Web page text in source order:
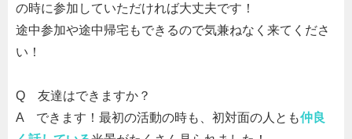
の時に参加していただければ大丈夫です！
途中参加や途中帰宅もできるので気兼ねなく来てくださ
い！
Q 友達はできますか？
A できます！最初の活動の時も、初対面の人とも仲良